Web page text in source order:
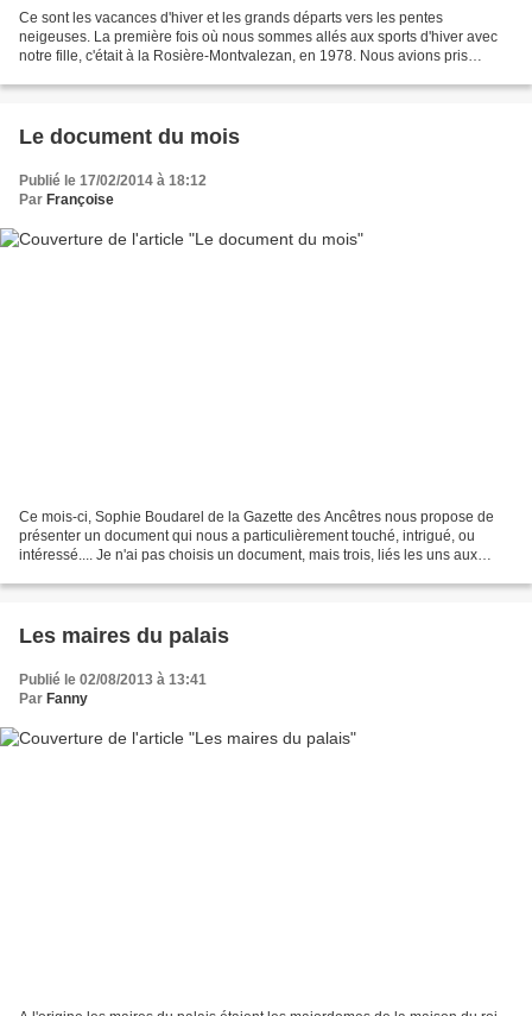
Ce sont les vacances d'hiver et les grands départs vers les pentes
neigeuses. La première fois où nous sommes allés aux sports d'hiver avec
notre fille, c'était à la Rosière-Montvalezan, en 1978. Nous avions pris
Le document du mois
Publié le 17/02/2014 à 18:12
Par Françoise
Ce mois-ci, Sophie Boudarel de la Gazette des Ancêtres nous propose de
présenter un document qui nous a particulièrement touché, intrigué, ou
intéressé.... Je n'ai pas choisis un document, mais trois, liés les uns aux
Les maires du palais
Publié le 02/08/2013 à 13:41
Par Fanny